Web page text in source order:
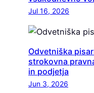
Jul 16, 2026
Odvetniška
strokovna
in podjetja
Jun 3, 2026